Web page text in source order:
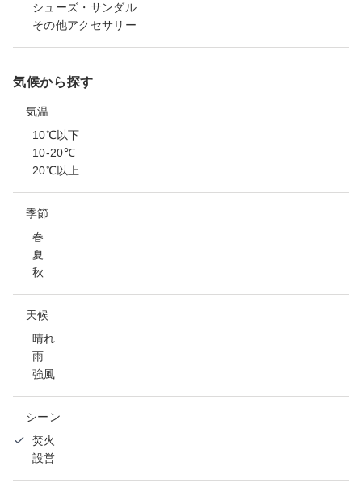
シューズ・サンダル
その他アクセサリー
気候から探す
気温
10℃以下
10-20℃
20℃以上
季節
春
夏
秋
天候
晴れ
雨
強風
シーン
焚火
設営